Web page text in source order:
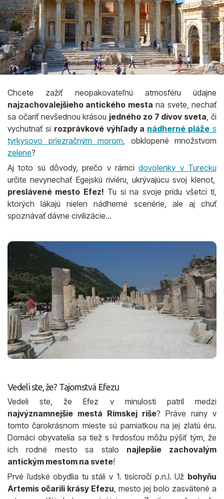
Chcete zažiť neopakovateľnú atmosféru údajne
najzachovalejšieho antického mesta na svete, nechať
sa očariť nevšednou krásou jedného zo 7 divov sveta, či
vychutnať si rozprávkové výhľady a nádherné pláže s
tyrkysovo priezračným morom, obklopené množstvom
zelene?
Aj toto sú dôvody, prečo v rámcidovolenky v Turecku
určite nevynechať Egejskú riviéru, ukrývajúcu svoj klenot,
preslávené mesto Efez! Tu si na svoje prídu všetci tí,
ktorých lákajú nielen nádherné scenérie, ale aj chuť
spoznávať dávne civilizácie…
Vedeli ste, že? Tajomstvá Efezu
Vedeli ste, že Efez v minulosti patril medzi
najvýznamnejšie mestá Rímskej ríše? Práve ruiny v
tomto čarokrásnom mieste sú pamiatkou na jej zlatú éru.
Domáci obyvatelia sa tiež s hrdosťou môžu pýšiť tým, že
ich rodné mesto sa stalo najlepšie zachovalým
antickým mestom na svete!
Prvé ľudské obydlia tu stáli v 1. tisícročí p.n.l. Už bohyňu
Artemis očarili krásy Efezu, mesto jej bolo zasvätené a